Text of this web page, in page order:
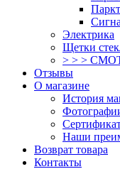
Электрика
Щетки
> > >
Отзывы
О магазине
История
Наши
Возврат товара
Контакты